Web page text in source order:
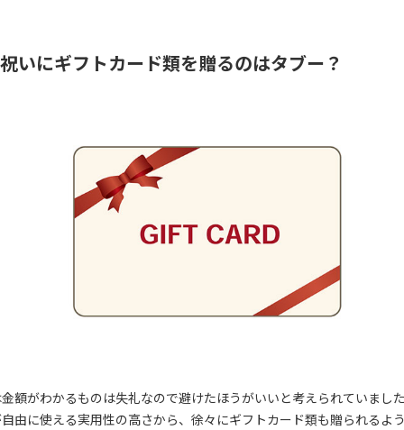
いにギフトカード類を贈るのはタブー？
額がわかるものは失礼なので避けたほうがいいと考えられていまし
由に使える実用性の高さから、徐々にギフトカード類も贈られるよ